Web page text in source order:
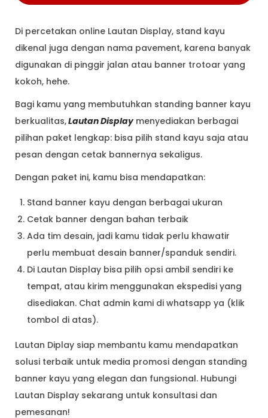
Di percetakan online Lautan Display, stand kayu
dikenal juga dengan nama pavement, karena banyak
digunakan di pinggir jalan atau banner trotoar yang
kokoh, hehe.
Bagi kamu yang membutuhkan standing banner kayu
berkualitas,Lautan Displaymenyediakan berbagai
pilihan paket lengkap: bisa pilih stand kayu saja atau
pesan dengan cetak bannernya sekaligus.
Dengan paket ini, kamu bisa mendapatkan:
Stand banner kayu dengan berbagai ukuran
Cetak banner dengan bahan terbaik
Ada tim desain, jadi kamu tidak perlu khawatir
perlu membuat desain banner/spanduk sendiri.
Di Lautan Display bisa pilih opsi ambil sendiri ke
tempat, atau kirim menggunakan ekspedisi yang
disediakan. Chat admin kami di whatsapp ya (klik
tombol di atas).
Lautan Diplay siap membantu kamu mendapatkan
solusi terbaik untuk media promosi dengan standing
banner kayu yang elegan dan fungsional. Hubungi
Lautan Display sekarang untuk konsultasi dan
pemesanan!